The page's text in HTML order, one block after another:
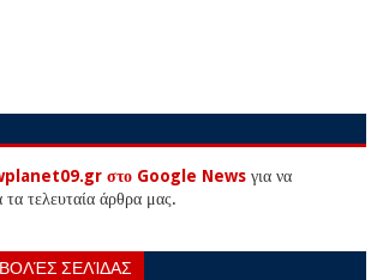
στο Google Newsγια να
τα τελευταία άρθρα μας.
ΣΕΛΊΔΑΣ